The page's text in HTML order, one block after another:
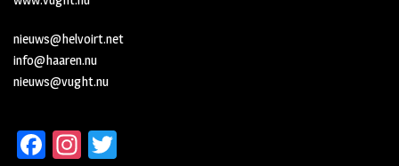
nieuws@helvoirt.net
info@haaren.nu
nieuws@vught.nu
Fa In